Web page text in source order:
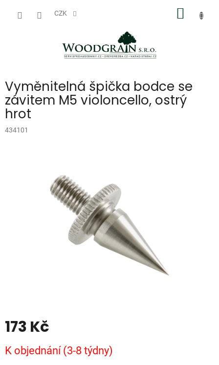
CZK
Vyměnitelná špička bodce se
závitem M5 violoncello, ostrý
hrot
434101
173 Kč
cena:
K objednání (3-8 týdny)